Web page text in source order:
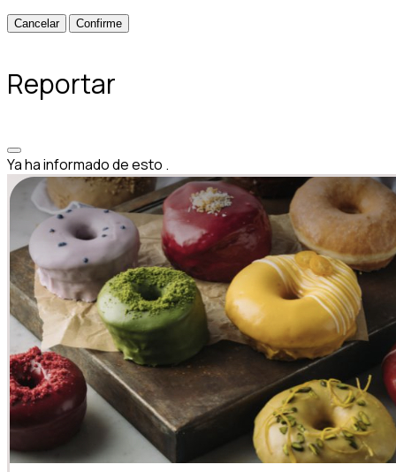
Confirme
Reportar
Ya ha informado de esto .